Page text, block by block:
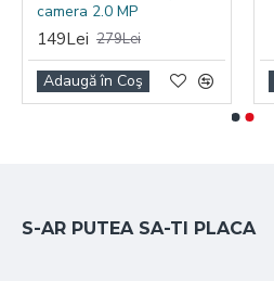
camera 2.0 MP
149Lei 279Lei
Adaugă în Coş
S-AR PUTEA SA-TI PLACA